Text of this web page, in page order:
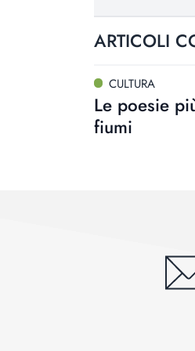
ARTICOLI
CULTURA
Le poesie
fiumi